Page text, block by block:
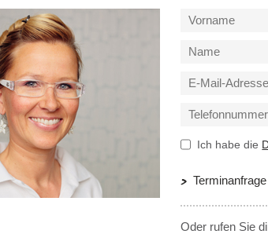
Ich habe die
Oder rufen Sie